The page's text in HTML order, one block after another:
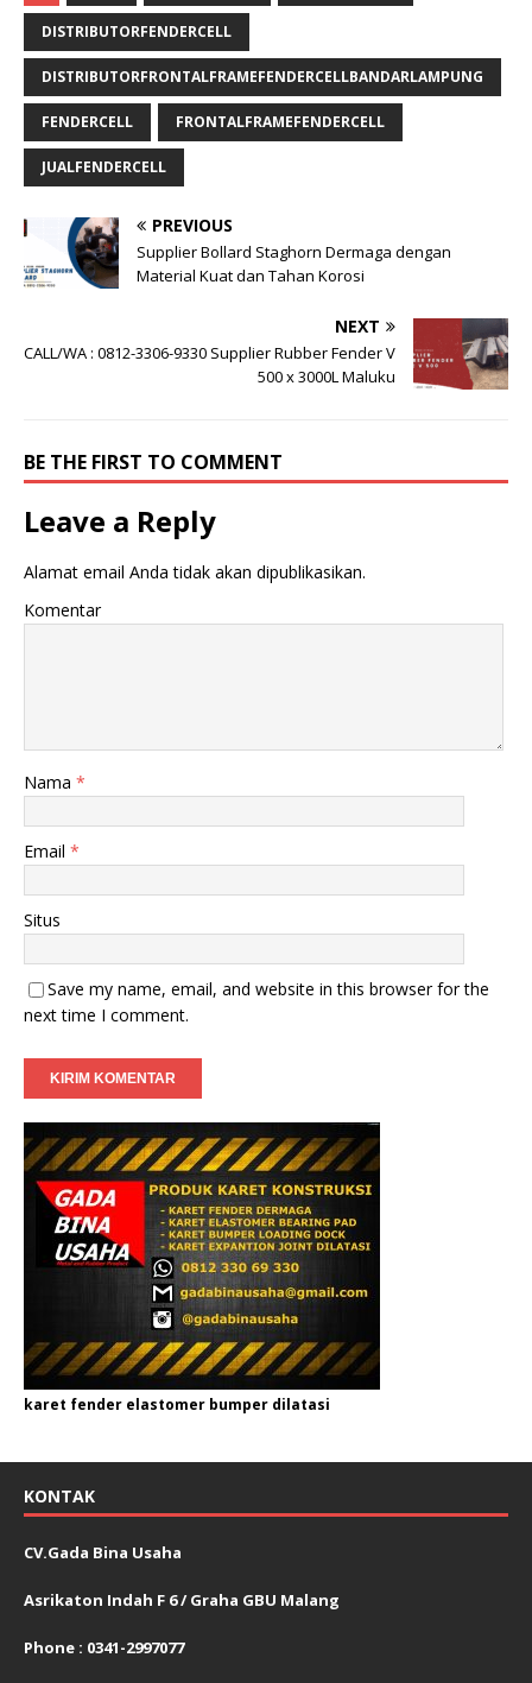
DISTRIBUTORFENDERCELL
DISTRIBUTORFRONTALFRAMEFENDERCELLBANDARLAMPUNG
FENDERCELL FRONTALFRAMEFENDERCELL
JUALFENDERCELL
PREVIOUS
Supplier Bollard Staghorn Dermaga dengan
Material Kuat dan Tahan Korosi
NEXT
CALL/WA : 0812-3306-9330 Supplier Rubber Fender V
500 x 3000L Maluku
BE THE FIRST TO COMMENT
Leave a Reply
Alamat email Anda tidak akan dipublikasikan.
Komentar
Nama *
Email *
Situs
Save my name, email, and website in this browser for the
next time I comment.
karet fender elastomer bumper dilatasi
KONTAK
CV.Gada Bina Usaha
Asrikaton Indah F 6 / Graha GBU Malang
Phone : 0341-2997077